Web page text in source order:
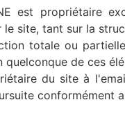
est propriétaire
le site, tant sur la
totale ou
quelconque de ces
du site à
conformément